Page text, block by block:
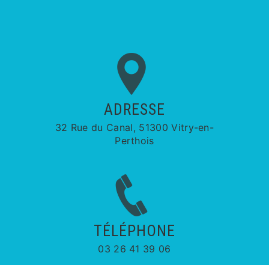
ADRESSE
32 Rue du Canal, 51300 Vitry-en-
Perthois
TÉLÉPHONE
03 26 41 39 06